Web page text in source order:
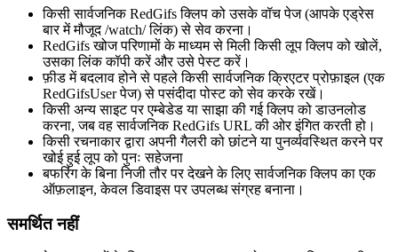
किसी सार्वजनिक RedGifs क्लिप को उसके वॉच पेज (आपके एड्रेस
बार में मौजूद /watch/ लिंक) से सेव करना।
RedGifs खोज परिणामों के माध्यम से मिली किसी लूप क्लिप को खोलें,
उसका लिंक कॉपी करें और उसे पेस्ट करें।
फ़ीड में बदलाव होने से पहले किसी सार्वजनिक क्रिएटर प्रोफ़ाइल (एक
RedGifsUser पेज) से पसंदीदा पोस्ट को सेव करके रखें।
किसी अन्य साइट पर एम्बेडेड या साझा की गई क्लिप को डाउनलोड
करना, जब वह सार्वजनिक RedGifs URL की ओर इंगित करती हो।
किसी रचनाकार द्वारा अपनी गैलरी को छांटने या पुनर्व्यवस्थित करने पर
खोई हुई लूप को पुनः सहेजना
बफरिंग के बिना निजी तौर पर देखने के लिए सार्वजनिक क्लिप का एक
ऑफ़लाइन, केवल डिवाइस पर उपलब्ध संग्रह बनाना।
समर्थित नहीं